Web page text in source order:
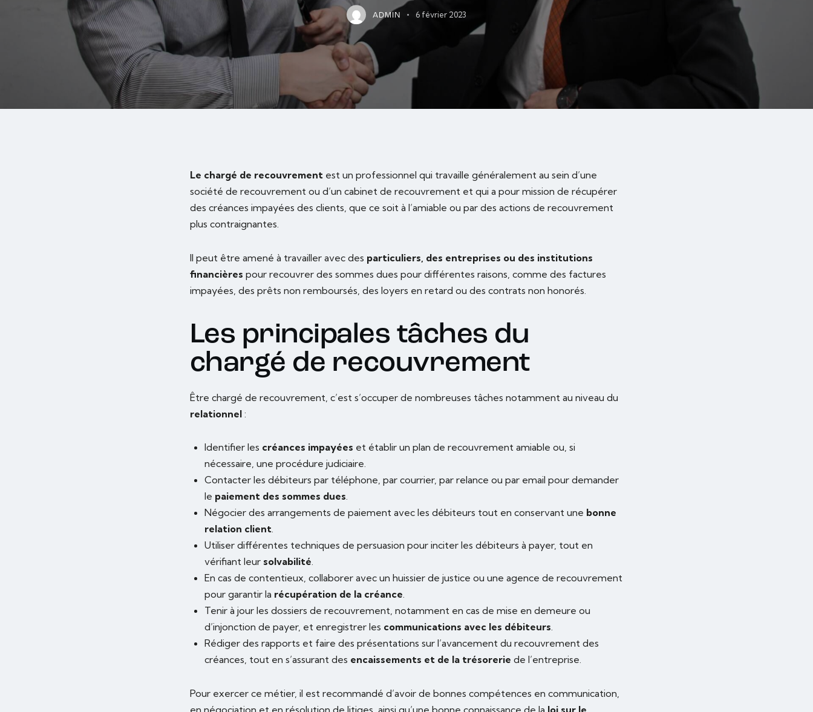
ADMIN 6 février 2023
Le chargé de recouvrementest un professionnel qui travaille généralement au sein d’une
société de recouvrement ou d’un cabinet de recouvrement et qui a pour mission de récupérer
des créances impayées des clients, que ce soit à l’amiable ou par des actions de recouvrement
plus contraignantes.
Il peut être amené à travailler avec des particuliers, des entreprises ou des institutions
financières pour recouvrer des sommes dues pour différentes raisons, comme des factures
impayées, des prêts non remboursés, des loyers en retard ou des contrats non honorés.
Les principales tâches du
chargé de recouvrement
Être chargé de recouvrement, c’est s’occuper de nombreuses tâches notamment au niveau du
relationnel:
Identifier les créances impayées et établir un plan de recouvrement amiable ou, si
nécessaire, une procédure judiciaire.
Contacter les débiteurs par téléphone, par courrier, par relance ou par email pour demander
le paiement des sommes dues.
Négocier des arrangements de paiement avec les débiteurs tout en conservant une bonne
relation client.
Utiliser différentes techniques de persuasion pour inciter les débiteurs à payer, tout en
vérifiant leur solvabilité.
En cas de contentieux, collaborer avec un huissier de justice ou une agence de recouvrement
pour garantir la récupération de la créance.
Tenir à jour les dossiers de recouvrement, notamment en cas de mise en demeure ou
d’injonction de payer, et enregistrer les communications avec les débiteurs.
Rédiger des rapports et faire des présentations sur l’avancement du recouvrement des
créances, tout en s’assurant des encaissements et de la trésorerie de l’entreprise.
Pour exercer ce métier, il est recommandé d’avoir de bonnes compétences en communication,
en négociation et en résolution de litiges, ainsi qu’une bonne connaissance de la loi sur le